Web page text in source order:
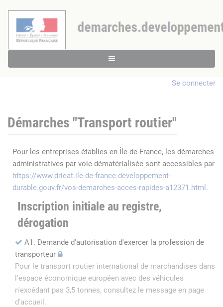
Se connecter
Démarches "Transport routier"
Pour les entreprises établies en Île-de-France, les démarches
administratives par voie dématérialisée sont accessibles par
https://www.drieat.ile-de-france.developpement-
durable.gouv.fr/vos-demarches-acces-rapides-a12371.html .
Inscription initiale au registre,
dérogation
A1. Demande d'autorisation d'exercer la profession de
transporteur
Pour le transport routier international de marchandises dans
l'espace économique européen avec des véhicules
n'excédant pas 3,5 tonnes, consultez le message en page
d'accueil.